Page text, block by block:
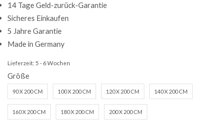
14 Tage Geld-zurück-Garantie
Sicheres Einkaufen
5 Jahre Garantie
Made in Germany
Lieferzeit: 5 - 6 Wochen
Größe
90 X 200 CM 100 X 200 CM 120 X 200 CM 140 X 200 CM
160 X 200 CM 180 X 200 CM 200 X 200 CM